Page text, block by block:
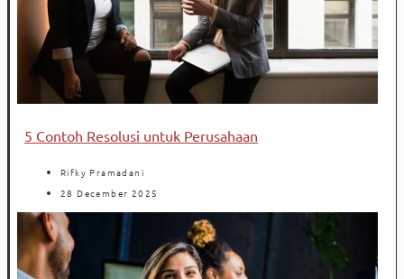
5 Contoh Resolusi untuk Perusahaan
Rifky Pramadani
28 December 2025